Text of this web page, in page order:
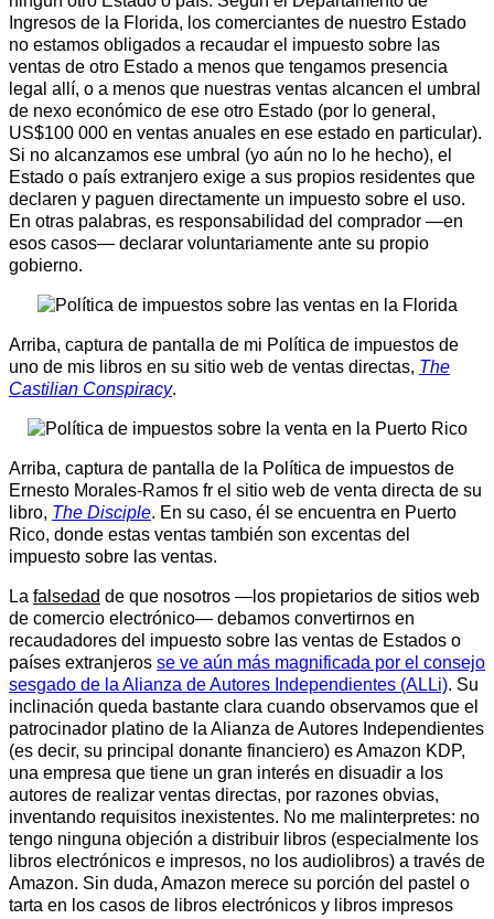
Ingresos de la Florida, los comerciantes de nuestro Estado
no estamos obligados a recaudar el impuesto sobre las
ventas de otro Estado a menos que tengamos presencia
legal allí, o a menos que nuestras ventas alcancen el umbral
de nexo económico de ese otro Estado (por lo general,
US$100 000 en ventas anuales en ese estado en particular).
Si no alcanzamos ese umbral (yo aún no lo he hecho), el
Estado o país extranjero exige a sus propios residentes que
declaren y paguen directamente un impuesto sobre el uso.
En otras palabras, es responsabilidad del comprador —en
esos casos— declarar voluntariamente ante su propio
gobierno.
Arriba, captura de pantalla de mi Política de impuestos de
uno de mis libros en su sitio web de ventas directas, The
Castilian Conspiracy.
Arriba, captura de pantalla de la Política de impuestos de
Ernesto Morales-Ramos fr el sitio web de venta directa de su
libro, The Disciple. En su caso, él se encuentra en Puerto
Rico, donde estas ventas también son excentas del
impuesto sobre las ventas.
La falsedad de que nosotros —los propietarios de sitios web
de comercio electrónico— debamos convertirnos en
recaudadores del impuesto sobre las ventas de Estados o
países extranjeros se ve aún más magnificada por el consejo
sesgado de la Alianza de Autores Independientes (ALLi). Su
inclinación queda bastante clara cuando observamos que el
patrocinador platino de la Alianza de Autores Independientes
(es decir, su principal donante financiero) es Amazon KDP,
una empresa que tiene un gran interés en disuadir a los
autores de realizar ventas directas, por razones obvias,
inventando requisitos inexistentes. No me malinterpretes: no
tengo ninguna objeción a distribuir libros (especialmente los
libros electrónicos e impresos, no los audiolibros) a través de
Amazon. Sin duda, Amazon merece su porción del pastel o
tarta en los casos de libros electrónicos y libros impresos